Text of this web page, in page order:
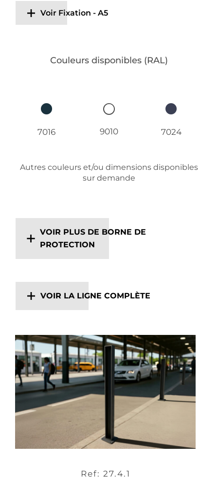
Ref: 27.4.1
Voir Fixation - A5
Couleurs disponibles (RAL)
7016 9010 7024
Autres couleurs et/ou dimensions disponibles
sur demande
VOIR PLUS DE BORNE DE
PROTECTION
VOIR LA LIGNE COMPLÈTE